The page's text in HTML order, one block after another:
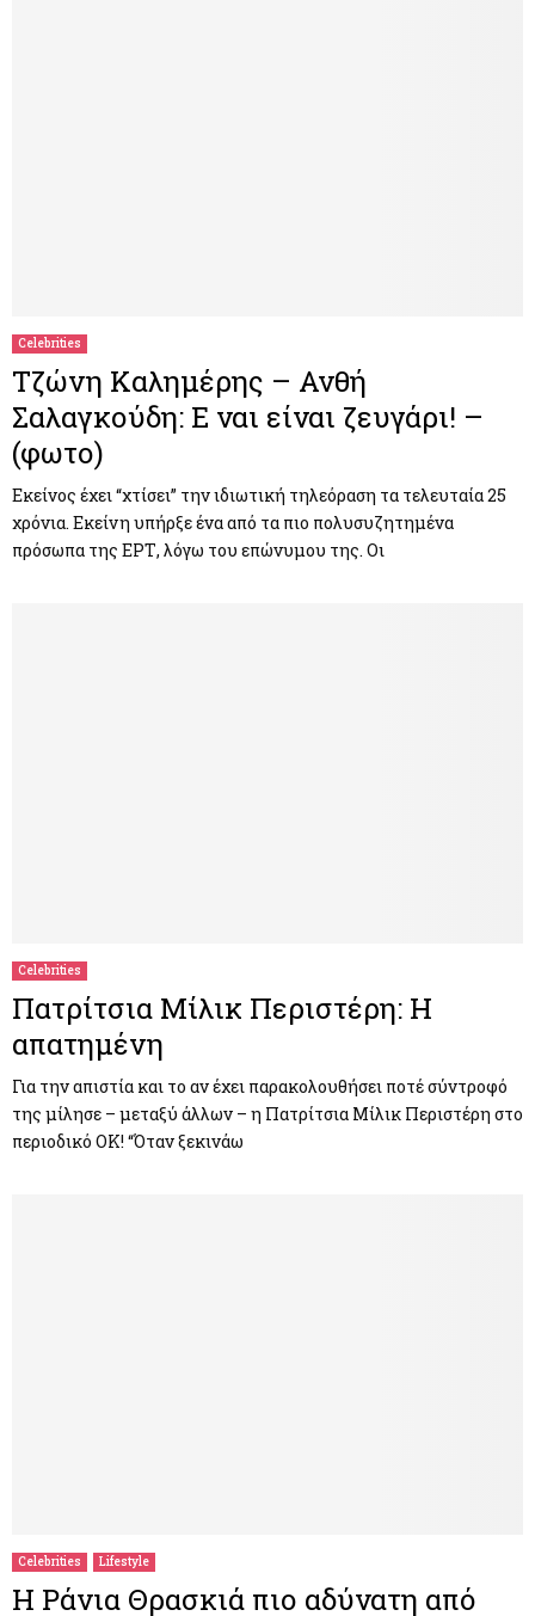
Celebrities
Τζώνη Καλημέρης – Ανθή
Σαλαγκούδη: Ε ναι είναι ζευγάρι! –
(φωτο)
Εκείνος έχει “χτίσει” την ιδιωτική τηλεόραση τα τελευταία 25
χρόνια. Εκείνη υπήρξε ένα από τα πιο πολυσυζητημένα
πρόσωπα της ΕΡΤ, λόγω του επώνυμου της. Οι
Celebrities
Πατρίτσια Μίλικ Περιστέρη: Η
απατημένη
Για την απιστία και το αν έχει παρακολουθήσει ποτέ σύντροφό
της μίλησε – μεταξύ άλλων – η Πατρίτσια Μίλικ Περιστέρη στο
περιοδικό ΟΚ! “Όταν ξεκινάω
Celebrities Lifestyle
Η Ράνια Θρασκιά πιο αδύνατη από